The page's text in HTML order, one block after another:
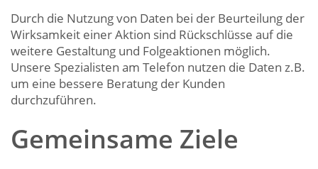
Durch die Nutzung von Daten bei der Beurteilung der
Wirksamkeit einer Aktion sind Rückschlüsse auf die
weitere Gestaltung und Folgeaktionen möglich.
Unsere Spezialisten am Telefon nutzen die Daten z.B.
um eine bessere Beratung der Kunden
durchzuführen.
Gemeinsame Ziele